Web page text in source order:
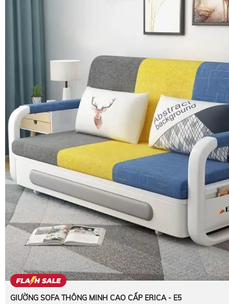
GIƯỜNG SOFA THÔNG MINH CAO CẤP ERICA - E5